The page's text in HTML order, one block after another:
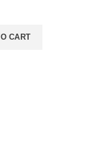
CART